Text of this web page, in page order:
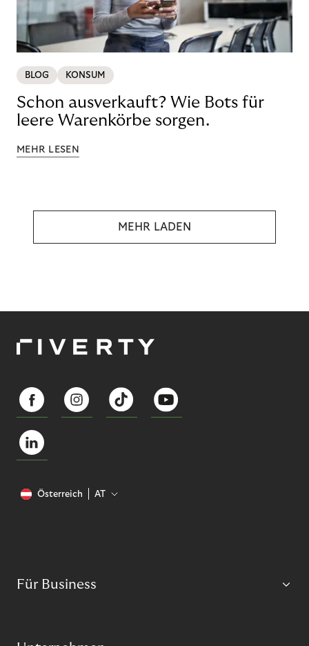
BLOG KONSUM
Schon ausverkauft? Wie Bots für
leere Warenkörbe sorgen.
MEHR LESEN
MEHR LADEN
Österreich AT
Für Business